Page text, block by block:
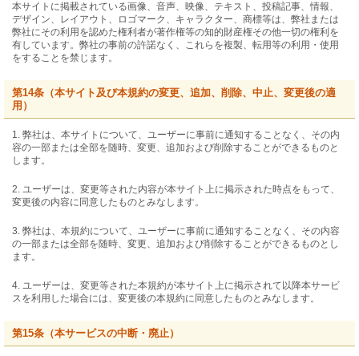
本サイトに掲載されている画像、音声、映像、テキスト、投稿記事、情報、
デザイン、レイアウト、ロゴマーク、キャラクター、商標等は、弊社または
弊社にその利用を認めた権利者が著作権等の知的財産権その他一切の権利を
有しています。弊社の事前の許諾なく、これらを複製、転用等の利用・使用
をすることを禁じます。
第14条（本サイト及び本規約の変更、追加、削除、中止、変更後の適
用）
1. 弊社は、本サイトについて、ユーザーに事前に通知することなく、その内
容の一部または全部を随時、変更、追加および削除することができるものと
します。
2. ユーザーは、変更等された内容が本サイト上に掲示された時点をもって、
変更後の内容に同意したものとみなします。
3. 弊社は、本規約について、ユーザーに事前に通知することなく、その内容
の一部または全部を随時、変更、追加および削除することができるものとし
ます。
4. ユーザーは、変更等された本規約が本サイト上に掲示されて以降本サービ
スを利用した場合には、変更後の本規約に同意したものとみなします。
第15条（本サービスの中断・廃止）